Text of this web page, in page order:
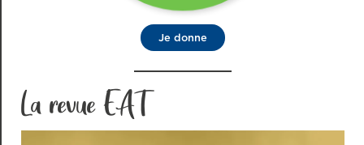
Je donne
La revue EAT